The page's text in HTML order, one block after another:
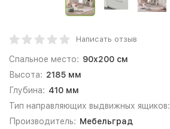
Написать отзыв
Спальное место: 90x200 см
Высота: 2185 мм
Глубина: 410 мм
Тип направляющих выдвижных ящиков:
Производитель: Мебельград